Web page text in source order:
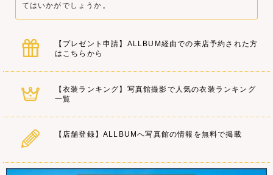
てはいかがでしょうか。
【プレゼント申請】ALLBUM経由での来店予約された方
はこちらから
【衣装ランキング】写真館撮影で人気の衣装ランキング
一覧
【店舗登録】ALLBUMへ写真館の情報を無料で掲載